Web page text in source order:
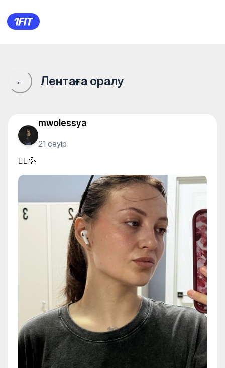
🏃‍♀️💦
← Лентаға оралу
mwolessya
21 сәуір
🏃‍♀️💦